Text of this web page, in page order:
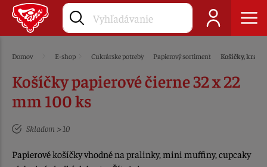
Domov E-shop Cukrárske potreby Papierový sortiment Košíčky, krajky
Košíčky papierové čierne 32 x 22
mm 100 ks
Skladom > 10
Papierové košíčky vhodné na pralinky, mini muffiny, cupcaky